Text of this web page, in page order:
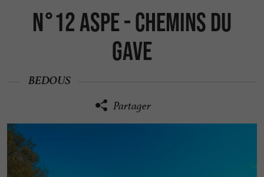
N°12 Aspe - Chemins du
gave
BEDOUS
Partager